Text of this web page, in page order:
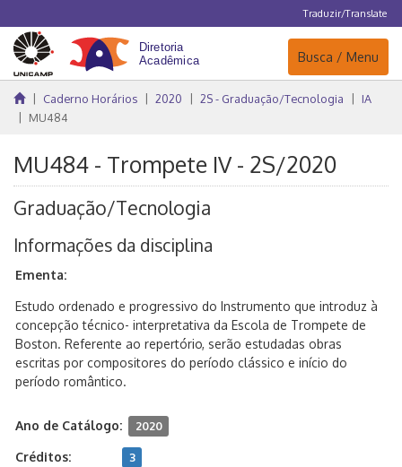
Traduzir/Translate
Navegação
Busca / Menu
Caderno Horários 2020 2S - Graduação/Tecnologia
IA
MU484
MU484 - Trompete IV - 2S/2020
Graduação/Tecnologia
Informações da disciplina
Ementa:
Estudo ordenado e progressivo do Instrumento que introduz à
concepção técnico- interpretativa da Escola de Trompete de
Boston. Referente ao repertório, serão estudadas obras
escritas por compositores do período clássico e início do
período romântico.
Ano de Catálogo: 2020
Créditos: 3